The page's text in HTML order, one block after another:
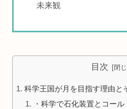
未来観
目次
科学王国が月を目指す理由と
・科学で石化装置とコー